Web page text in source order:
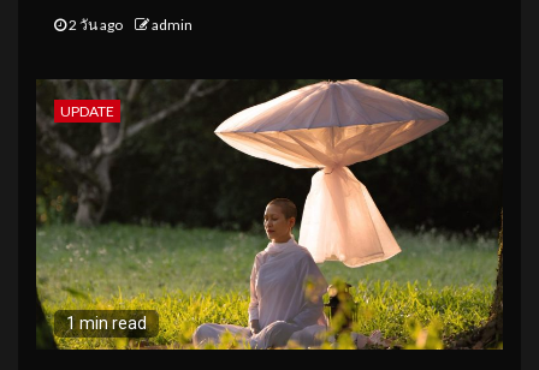
2 วัน ago admin
UPDATE
1 min read